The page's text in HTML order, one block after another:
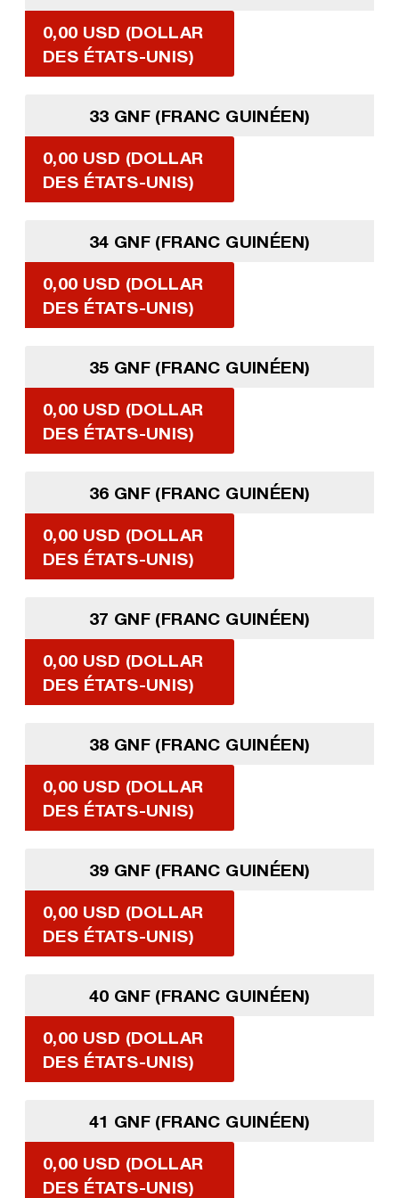
0,00 USD (DOLLAR
DES ÉTATS-UNIS)
33 GNF (FRANC GUINÉEN)
0,00 USD (DOLLAR
DES ÉTATS-UNIS)
34 GNF (FRANC GUINÉEN)
0,00 USD (DOLLAR
DES ÉTATS-UNIS)
35 GNF (FRANC GUINÉEN)
0,00 USD (DOLLAR
DES ÉTATS-UNIS)
36 GNF (FRANC GUINÉEN)
0,00 USD (DOLLAR
DES ÉTATS-UNIS)
37 GNF (FRANC GUINÉEN)
0,00 USD (DOLLAR
DES ÉTATS-UNIS)
38 GNF (FRANC GUINÉEN)
0,00 USD (DOLLAR
DES ÉTATS-UNIS)
39 GNF (FRANC GUINÉEN)
0,00 USD (DOLLAR
DES ÉTATS-UNIS)
40 GNF (FRANC GUINÉEN)
0,00 USD (DOLLAR
DES ÉTATS-UNIS)
41 GNF (FRANC GUINÉEN)
0,00 USD (DOLLAR
DES ÉTATS-UNIS)